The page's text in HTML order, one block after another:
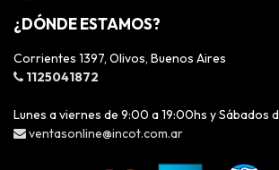
¿DÓNDE ESTAMOS?
Corrientes 1397, Olivos, Buenos Aires
1125041872
Lunes a viernes de 9:00 a 19:00hs y Sábados
ventasonline@incot.com.ar